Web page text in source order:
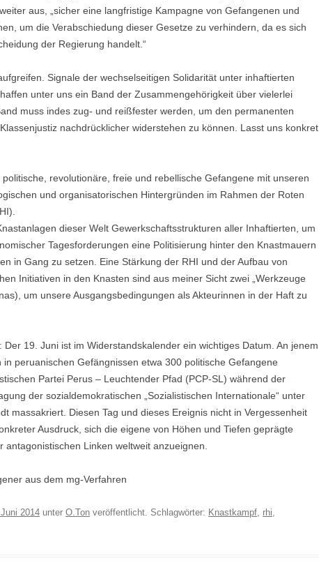
aus, „sicher eine langfristige Kampagne von Gefangenen und
um die Verabschiedung dieser Gesetze zu verhindern, da es sich
der Regierung handelt.“
Signale der wechselseitigen Solidarität unter inhaftierten
unter uns ein Band der Zusammengehörigkeit über vielerlei
muss indes zug- und reißfester werden, um den permanenten
nachdrücklicher widerstehen zu können. Lasst uns konkret
revolutionäre, freie und rebellische Gefangene mit unseren
und organisatorischen Hintergründen im Rahmen der Roten
dieser Welt Gewerkschaftsstrukturen aller Inhaftierten, um
Tagesforderungen eine Politisierung hinter den Knastmauern
in Gang zu setzen. Eine Stärkung der RHI und der Aufbau von
Initiativen in den Knasten sind aus meiner Sicht zwei „Werkzeuge
um unsere Ausgangsbedingungen als Akteurinnen in der Haft zu
Der 19. Juni ist im Widerstandskalender ein wichtiges Datum. An jenem
peruanischen Gefängnissen etwa 300 politische Gefangene
Partei Perus – Leuchtender Pfad (PCP-SL) während der
der sozialdemokratischen „Sozialistischen Internationale“ unter
massakriert. Diesen Tag und dieses Ereignis nicht in Vergessenheit
Ausdruck, sich die eigene von Höhen und Tiefen geprägte
antagonistischen Linken weltweit anzueignen.
aus dem mg-Verfahren
2014 unter O.Ton veröffentlicht. Schlagwörter: Knastkampf, rhi,